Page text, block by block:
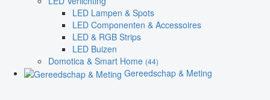
LED Lampen & Spots
LED Componenten & Accessoires
LED & RGB Strips
LED Buizen
Domotica & Smart Home (44)
Gereedschap & Meting